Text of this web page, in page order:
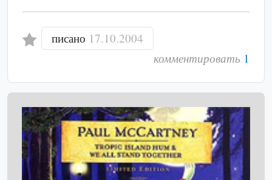
писано 17.10.2004
комментировать 1